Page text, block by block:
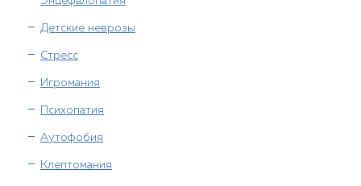
Детские неврозы
Стресс
Игромания
Психопатия
Аутофобия
Клептомания